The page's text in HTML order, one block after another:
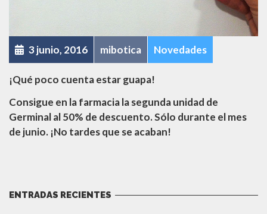
3 junio, 2016 mibotica Novedades
¡Qué poco cuenta estar guapa!
Consigue en la farmacia la segunda unidad de
Germinal al 50% de descuento. Sólo durante el mes
de junio. ¡No tardes que se acaban!
ENTRADAS RECIENTES